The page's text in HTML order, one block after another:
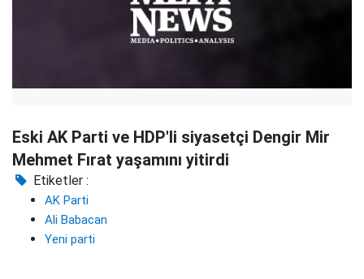
Eski AK Parti ve HDP'li siyasetçi Dengir Mir
Mehmet Fırat yaşamını yitirdi
Etiketler :
AK Parti
Ali Babacan
Yeni parti